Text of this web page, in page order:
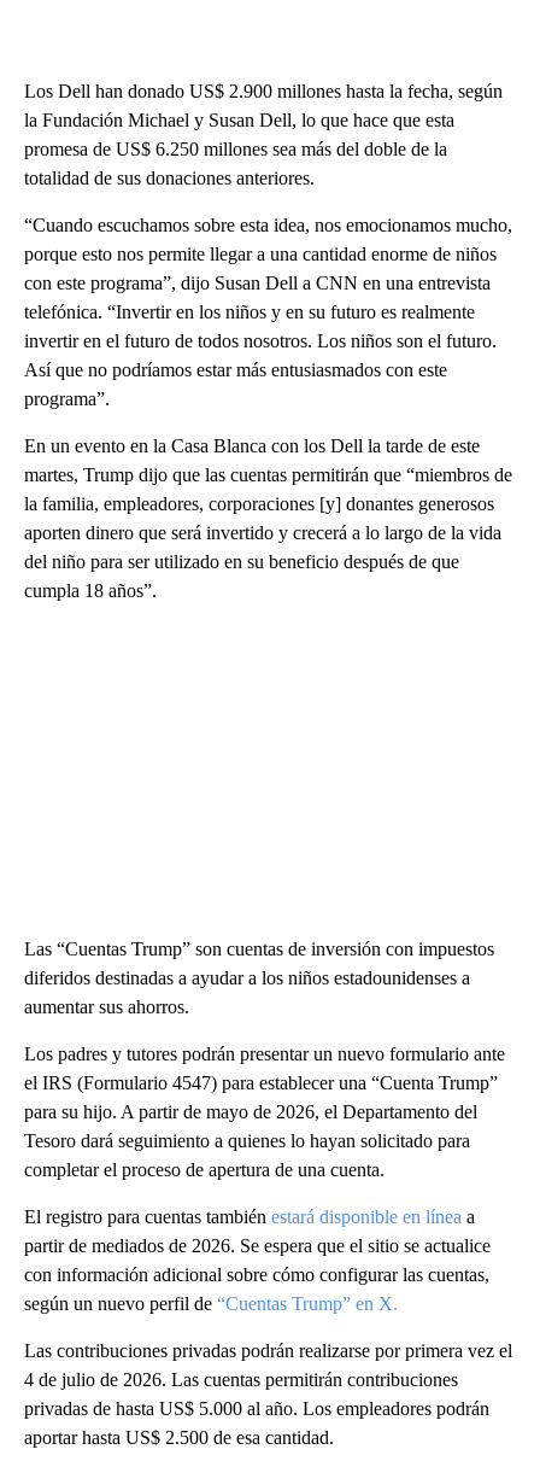
Los Dell han donado US$ 2.900 millones hasta la fecha, según
la Fundación Michael y Susan Dell, lo que hace que esta
promesa de US$ 6.250 millones sea más del doble de la
totalidad de sus donaciones anteriores.
“Cuando escuchamos sobre esta idea, nos emocionamos mucho,
porque esto nos permite llegar a una cantidad enorme de niños
con este programa”, dijo Susan Dell a CNN en una entrevista
telefónica. “Invertir en los niños y en su futuro es realmente
invertir en el futuro de todos nosotros. Los niños son el futuro.
Así que no podríamos estar más entusiasmados con este
programa”.
En un evento en la Casa Blanca con los Dell la tarde de este
martes, Trump dijo que las cuentas permitirán que “miembros de
la familia, empleadores, corporaciones [y] donantes generosos
aporten dinero que será invertido y crecerá a lo largo de la vida
del niño para ser utilizado en su beneficio después de que
cumpla 18 años”.
Las “Cuentas Trump” son cuentas de inversión con impuestos
diferidos destinadas a ayudar a los niños estadounidenses a
aumentar sus ahorros.
Los padres y tutores podrán presentar un nuevo formulario ante
el IRS (Formulario 4547) para establecer una “Cuenta Trump”
para su hijo. A partir de mayo de 2026, el Departamento del
Tesoro dará seguimiento a quienes lo hayan solicitado para
completar el proceso de apertura de una cuenta.
El registro para cuentas también estará disponible en línea a
partir de mediados de 2026. Se espera que el sitio se actualice
con información adicional sobre cómo configurar las cuentas,
según un nuevo perfil de “Cuentas Trump” en X.
Las contribuciones privadas podrán realizarse por primera vez el
4 de julio de 2026. Las cuentas permitirán contribuciones
privadas de hasta US$ 5.000 al año. Los empleadores podrán
aportar hasta US$ 2.500 de esa cantidad.